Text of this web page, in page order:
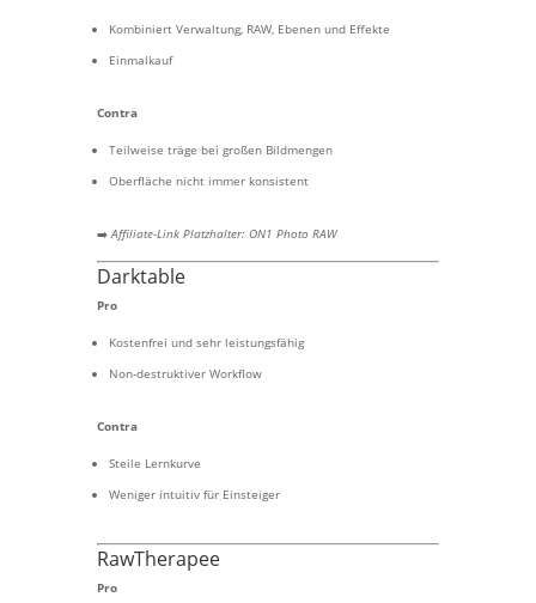
Kombiniert Verwaltung, RAW, Ebenen und Effekte
Einmalkauf
Contra
Teilweise träge bei großen Bildmengen
Oberfläche nicht immer konsistent
➡️Affiliate-Link Platzhalter: ON1 Photo RAW
Darktable
Pro
Kostenfrei und sehr leistungsfähig
Non-destruktiver Workflow
Contra
Steile Lernkurve
Weniger intuitiv für Einsteiger
RawTherapee
Pro